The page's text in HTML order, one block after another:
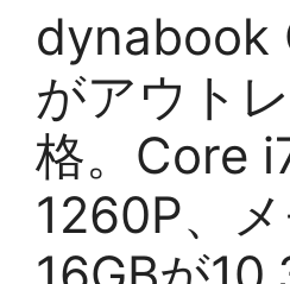
dynabook
がアウト
格。Core
1260P、メ